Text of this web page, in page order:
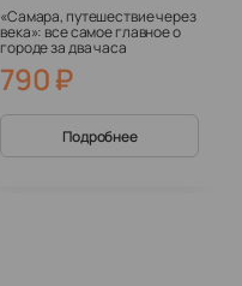
«Самара, путешествие через
века»: все самое главное о
городе за два часа
790₽
Подробнее